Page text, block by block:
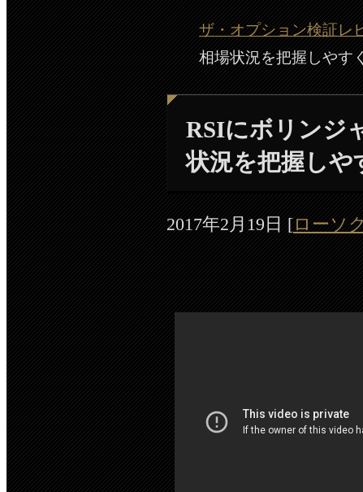
ザ・オプション検証レ
相場状況を把握しやす
RSIにボリンジ
状況を把握しや
2017年2月19日[ローソ